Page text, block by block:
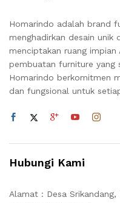
Homarindo adalah brand
menghadirkan desain unik
menciptakan ruang impian
pembuatan furniture yang
Homarindo berkomitmen
dan fungsional untuk
Hubungi Kami
Alamat : Desa